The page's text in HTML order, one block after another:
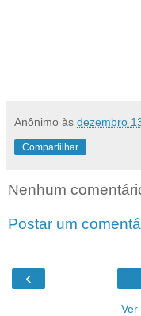
Anônimo às dezembro
Compartilhar
Nenhum
Postar um
‹
Ver